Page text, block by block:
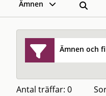
Ämnen
Ämnen och
Antal träffar: 0